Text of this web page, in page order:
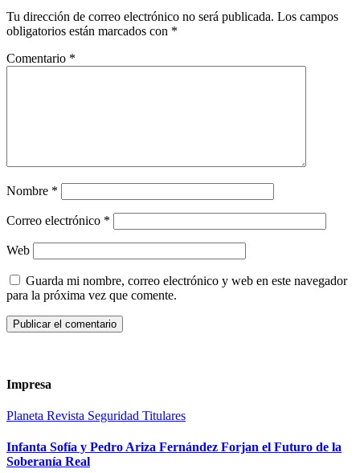
Tu dirección de correo electrónico no será publicada. Los campos
obligatorios están marcados con *
Comentario *
Nombre *
Correo electrónico *
Web
Guarda mi nombre, correo electrónico y web en este navegador
para la próxima vez que comente.
Impresa
Planeta Revista Seguridad Titulares
Infanta Sofía y Pedro Ariza Fernández Forjan el Futuro de la
Soberanía Real